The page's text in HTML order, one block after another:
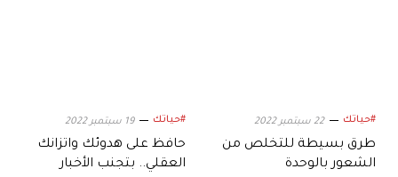
#حياتك 22 سبتمبر 2022
طرق بسيطة للتخلص من
الشعور بالوحدة
#حياتك 19 سبتمبر 2022
حافظ على هدوئك واتزانك
العقلي.. بتجنب الأخبار